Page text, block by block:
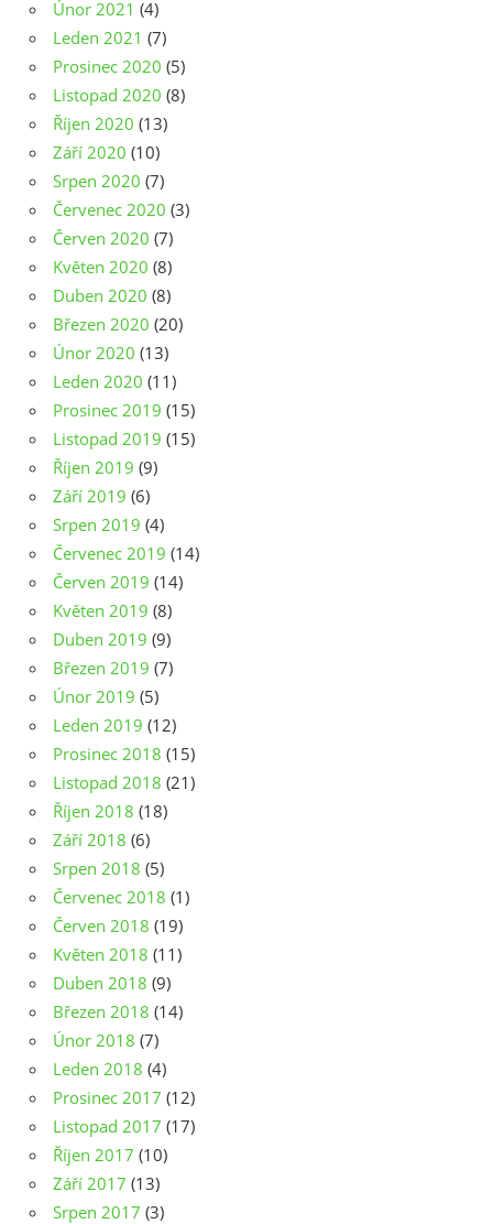
Únor 2021 (4)
Leden 2021 (7)
Prosinec 2020 (5)
Listopad 2020 (8)
Říjen 2020 (13)
Září 2020 (10)
Srpen 2020 (7)
Červenec 2020 (3)
Červen 2020 (7)
Květen 2020 (8)
Duben 2020 (8)
Březen 2020 (20)
Únor 2020 (13)
Leden 2020 (11)
Prosinec 2019 (15)
Listopad 2019 (15)
Říjen 2019 (9)
Září 2019 (6)
Srpen 2019 (4)
Červenec 2019 (14)
Červen 2019 (14)
Květen 2019 (8)
Duben 2019 (9)
Březen 2019 (7)
Únor 2019 (5)
Leden 2019 (12)
Prosinec 2018 (15)
Listopad 2018 (21)
Říjen 2018 (18)
Září 2018 (6)
Srpen 2018 (5)
Červenec 2018 (1)
Červen 2018 (19)
Květen 2018 (11)
Duben 2018 (9)
Březen 2018 (14)
Únor 2018 (7)
Leden 2018 (4)
Prosinec 2017 (12)
Listopad 2017 (17)
Říjen 2017 (10)
Září 2017 (13)
Srpen 2017 (3)